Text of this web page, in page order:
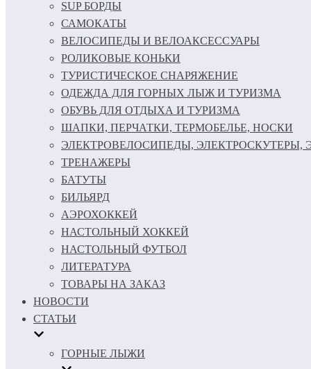
SUP БОРДЫ
САМОКАТЫ
ВЕЛОСИПЕДЫ И ВЕЛОАКСЕССУАРЫ
РОЛИКОВЫЕ КОНЬКИ
ТУРИСТИЧЕСКОЕ СНАРЯЖЕНИЕ
ОДЕЖДА ДЛЯ ГОРНЫХ ЛЫЖ И ТУРИЗМА
ОБУВЬ ДЛЯ ОТДЫХА И ТУРИЗМА
ШАПКИ, ПЕРЧАТКИ, ТЕРМОБЕЛЬЕ, НОСКИ
ЭЛЕКТРОВЕЛОСИПЕДЫ, ЭЛЕКТРОСКУТЕРЫ,
ТРЕНАЖЕРЫ
БАТУТЫ
БИЛЬЯРД
АЭРОХОККЕЙ
НАСТОЛЬНЫЙ ХОККЕЙ
НАСТОЛЬНЫЙ ФУТБОЛ
ЛИТЕРАТУРА
ТОВАРЫ НА ЗАКАЗ
НОВОСТИ
СТАТЬИ
ГОРНЫЕ ЛЫЖИ